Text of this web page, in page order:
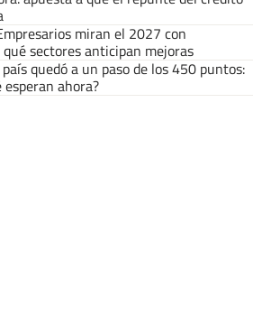
miran el 2027 con
sectores anticipan mejoras
quedó a un paso de los 450 puntos:
ahora?